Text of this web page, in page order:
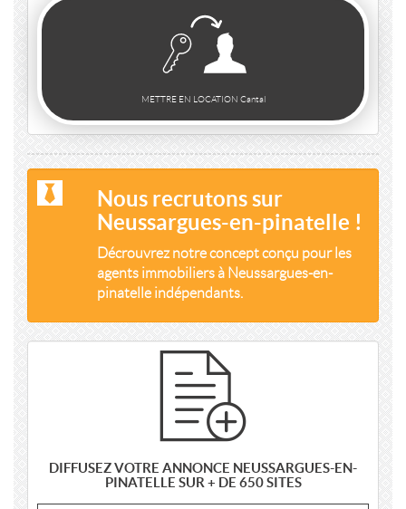
METTRE EN LOCATION Cantal
Nous recrutons sur
Neussargues-en-pinatelle !
Décrouvrez notre concept conçu pour les
agents immobiliers à Neussargues-en-
pinatelle indépendants.
DIFFUSEZ VOTRE ANNONCE NEUSSARGUES-EN-
PINATELLE SUR + DE 650 SITES